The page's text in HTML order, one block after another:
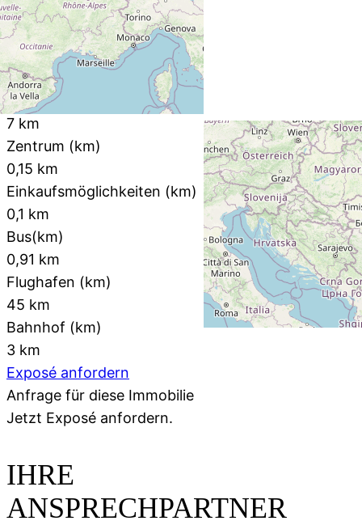
+ −
Leaflet
Autobahn (km)
7 km
Zentrum (km)
0,15 km
Einkaufsmöglichkeiten (km)
0,1 km
Bus(km)
0,91 km
Flughafen (km)
45 km
Bahnhof (km)
3 km
Exposé anfordern
Anfrage für diese Immobilie
Jetzt Exposé anfordern.
IHRE
ANSPRECHPARTNER